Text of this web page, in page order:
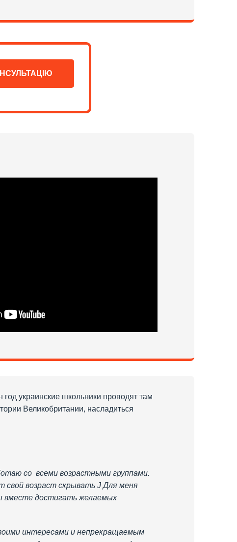
украинские школьники проводят там
Великобритании, насладиться
со всеми возрастными группами.
возраст скрывать J Для меня
вместе достигать желаемых
интересами и непрекращаемым